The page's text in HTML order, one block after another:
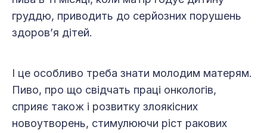
груддю, приводить до серйозних порушень
здоров’я дітей.
І це особливо треба знати молодим матерям.
Пиво, про що свідчать праці онкологів,
сприяє також і розвитку злоякісних
новоутворень, стимулюючи ріст ракових